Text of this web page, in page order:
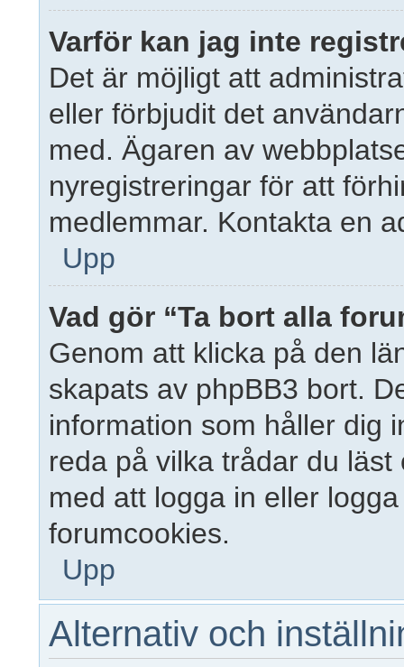
Varför kan jag inte
Det är möjligt att
eller förbjudit det
med. Ägaren av
nyregistreringar för att
medlemmar. Kontakta en
Upp
Vad gör “Ta bort alla
Genom att klicka på den
skapats av phpBB3 bort.
information som håller dig
reda på vilka trådar du
med att logga in eller
forumcookies.
Upp
Alternativ och